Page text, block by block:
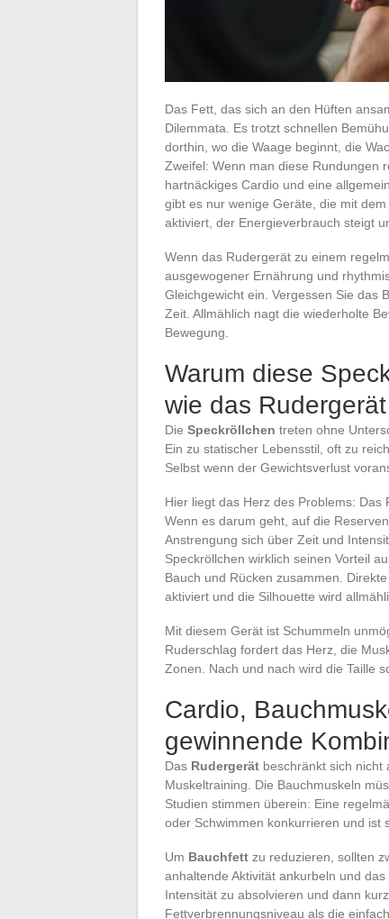
Das Fett, das sich an den Hüften
Dilemmata. Es trotzt schnellen
dorthin, wo die Waage beginnt, die
Zweifel: Wenn man diese Rundungen
hartnäckiges Cardio und eine
gibt es nur wenige Geräte, die mit
aktiviert, der Energieverbrauch steigt
Wenn das Rudergerät zu einem
ausgewogener Ernährung und
Gleichgewicht ein. Vergessen Sie das
Zeit. Allmählich nagt die wiederholte
Bewegung.
Warum diese
wie das
Die Speckröllchen treten ohne
Ein zu statischer Lebensstil, oft zu
Selbst wenn der Gewichtsverlust
Hier liegt das Herz des Problems:
Wenn es darum geht, auf die
Anstrengung sich über Zeit und
Speckröllchen wirklich seinen Vorteil
Bauch und Rücken zusammen.
aktiviert und die Silhouette wird
Mit diesem Gerät ist Schummeln
Ruderschlag fordert das Herz, die
Zonen. Nach und nach wird die Taille
Cardio,
gewinnende
Das Rudergerät beschränkt sich nicht
Muskeltraining. Die Bauchmuskeln
Studien stimmen überein: Eine
oder Schwimmen konkurrieren und ist
Um Bauchfett zu reduzieren, sollten
anhaltende Aktivität ankurbeln und
Intensität zu absolvieren und dann
Fettverbrennungsniveau als die